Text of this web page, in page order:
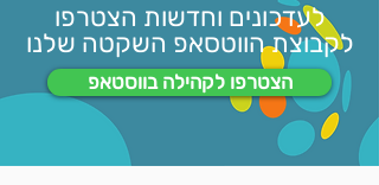
לעדכונים וחדשות הצטרפו
לקבוצת הווטסאפ השקטה שלנו
הצטרפו לקהילה בווסטאפ